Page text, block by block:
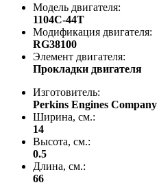
Модель двигателя:
1104C-44T
Модификация двигателя:
RG38100
Элемент двигателя:
Прокладки двигателя
Изготовитель:
Perkins Engines
Ширина, см.:
14
Высота, см.:
0.5
Длина, см.:
66